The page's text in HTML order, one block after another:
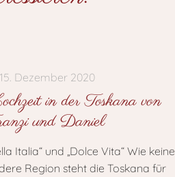
Dezember 2020
in der Toskana von
und Daniel
Italia“ und „Dolce Vita“ Wie keine
Region steht die Toskana für